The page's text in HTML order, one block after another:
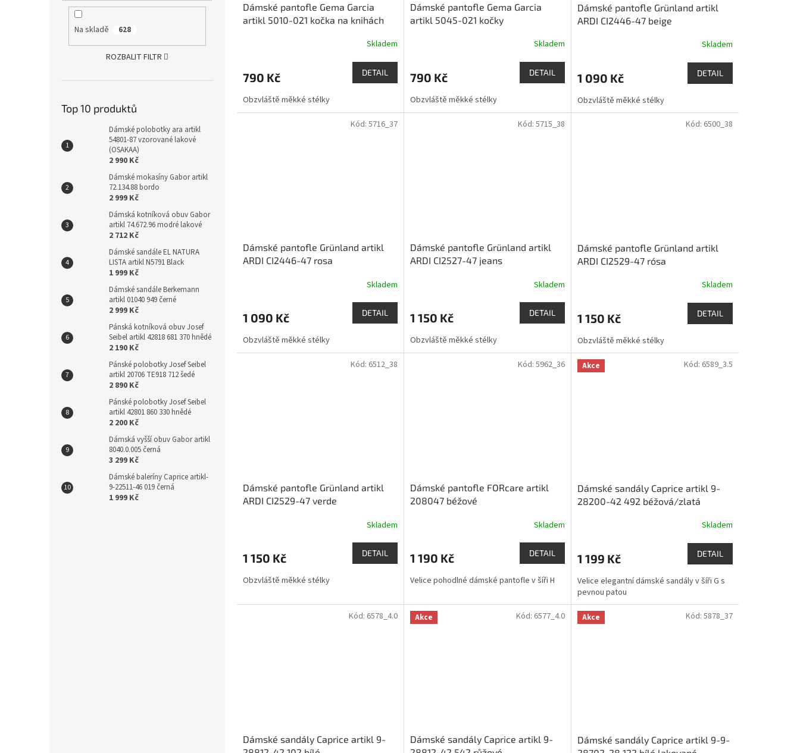
Na skladě 628
ROZBALIT FILTR
Top 10 produktů
Dámské polobotky ara artikl
54801-87 vzorované lakové
(OSAKAA)
2 990 Kč
Dámské mokasíny Gabor artikl
72.134.88 bordo
2 999 Kč
Dámská kotníková obuv Gabor
artikl 74.672.96 modré lakové
2 712 Kč
Dámské sandále EL NATURA
LISTA artikl N5791 Black
1 999 Kč
Dámské sandále Berkemann
artikl 01040 949 černé
2 999 Kč
Pánská kotníková obuv Josef
Seibel artikl 42818 681 370 hnědé
2 190 Kč
Pánské polobotky Josef Seibel
artikl 20706 TE918 712 šedé
2 890 Kč
Pánské polobotky Josef Seibel
artikl 42801 860 330 hnědé
2 200 Kč
Dámská vyšší obuv Gabor artikl
8040.0.005 černá
3 299 Kč
Dámské baleríny Caprice artikl-
9-22511-46 019 černá
1 999 Kč
Dámské pantofle Gema Garcia
artikl 5010-021 kočka na knihách
Skladem
790 Kč DETAIL
Obzvláště měkké stélky
Dámské pantofle Gema Garcia
artikl 5045-021 kočky
Skladem
790 Kč DETAIL
Obzvláště měkké stélky
Dámské pantofle Grünland artikl
ARDI CI2446-47 beige
Skladem
1 090 Kč DETAIL
Obzvláště měkké stélky
Dámské pantofle Grünland artikl
ARDI CI2446-47 rosa
Skladem
1 090 Kč DETAIL
Obzvláště měkké stélky
Kód: 5716_37
Dámské pantofle Grünland artikl
ARDI CI2527-47 jeans
Skladem
1 150 Kč DETAIL
Obzvláště měkké stélky
Kód: 5715_38
Dámské pantofle Grünland artikl
ARDI CI2529-47 rósa
Skladem
1 150 Kč DETAIL
Obzvláště měkké stélky
Kód: 6500_38
Dámské pantofle Grünland artikl
ARDI CI2529-47 verde
Skladem
1 150 Kč DETAIL
Obzvláště měkké stélky
Kód: 6512_38
Dámské pantofle FORcare artikl
208047 béžové
Skladem
1 190 Kč DETAIL
Velice pohodlné dámské pantofle v šíři H
Kód: 5962_36 Akce
Dámské sandály Caprice artikl 9-
28200-42 492 béžová/zlatá
Skladem
1 199 Kč DETAIL
Velice elegantní dámské sandály v šíři G s
pevnou patou
Kód: 6589_3.5
Dámské sandály Caprice artikl 9-
Kód: 6578_4.0 Akce
Dámské sandály Caprice artikl 9-
Kód: 6577_4.0 Akce
Dámské sandály Caprice artikl 9-9-
Kód: 5878_37